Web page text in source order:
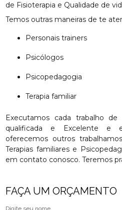
de Fisioterapia e Qualidade de
Temos outras maneiras de te
Personais trainers
Psicólogos
Psicopedagogia
Terapia familiar
Executamos cada trabalho
qualificada e Excelente e
oferecemos outros
Terapias familiares e
em contato conosco. Teremos
FAÇA UM ORÇAMENTO
Digite seu nome